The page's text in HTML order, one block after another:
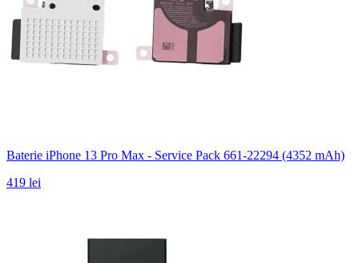
Baterie iPhone 13 Pro Max - Service Pack 661-22294 (4352 mAh)
419 lei